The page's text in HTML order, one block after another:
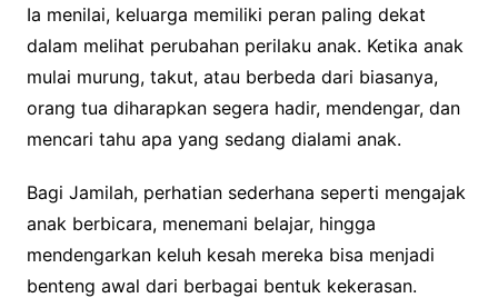
Ia menilai, keluarga memiliki peran paling dekat
dalam melihat perubahan perilaku anak. Ketika anak
mulai murung, takut, atau berbeda dari biasanya,
orang tua diharapkan segera hadir, mendengar, dan
mencari tahu apa yang sedang dialami anak.
Bagi Jamilah, perhatian sederhana seperti mengajak
anak berbicara, menemani belajar, hingga
mendengarkan keluh kesah mereka bisa menjadi
benteng awal dari berbagai bentuk kekerasan.